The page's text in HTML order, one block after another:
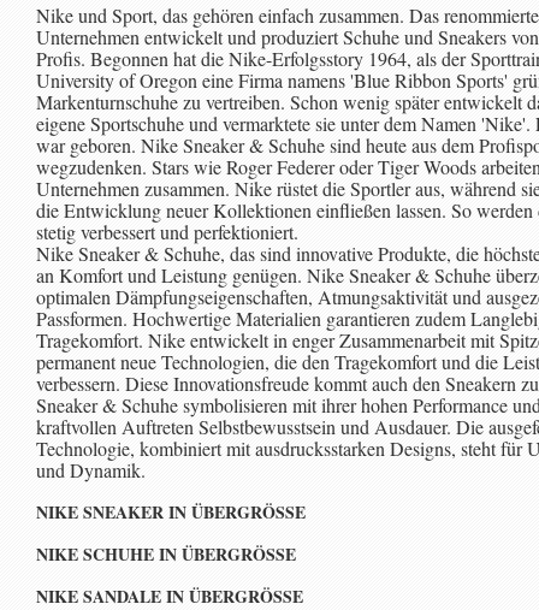
Nike und Sport, das gehören einfach zusammen. Das
Unternehmen entwickelt und produziert Schuhe und Sneakers
Profis. Begonnen hat die Nike-Erfolgsstory 1964, als der
University of Oregon eine Firma namens 'Blue Ribbon Sports'
Markenturnschuhe zu vertreiben. Schon wenig später entwickelt
eigene Sportschuhe und vermarktete sie unter dem Namen 'Nike'.
war geboren. Nike Sneaker & Schuhe sind heute aus dem
wegzudenken. Stars wie Roger Federer oder Tiger Woods
Unternehmen zusammen. Nike rüstet die Sportler aus, während
die Entwicklung neuer Kollektionen einfließen lassen. So werden
stetig verbessert und perfektioniert.
Nike Sneaker & Schuhe, das sind innovative Produkte, die
an Komfort und Leistung genügen. Nike Sneaker & Schuhe
optimalen Dämpfungseigenschaften, Atmungsaktivität und
Passformen. Hochwertige Materialien garantieren zudem
Tragekomfort. Nike entwickelt in enger Zusammenarbeit mit
permanent neue Technologien, die den Tragekomfort und die
verbessern. Diese Innovationsfreude kommt auch den Sneakern
Sneaker & Schuhe symbolisieren mit ihrer hohen Performance
kraftvollen Auftreten Selbstbewusstsein und Ausdauer. Die
Technologie, kombiniert mit ausdrucksstarken Designs, steht für
und Dynamik.
NIKE SNEAKER IN ÜBERGRÖSSE
NIKE SCHUHE IN ÜBERGRÖSSE
NIKE SANDALE IN ÜBERGRÖSSE